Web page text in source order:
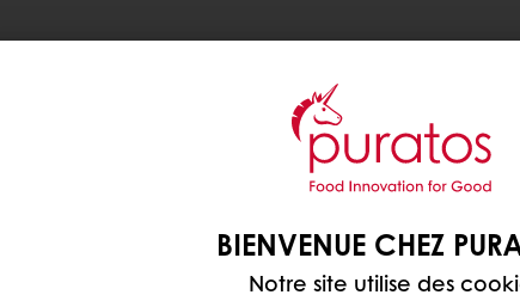
BIENVENUE CHEZ
Notre site utilise des